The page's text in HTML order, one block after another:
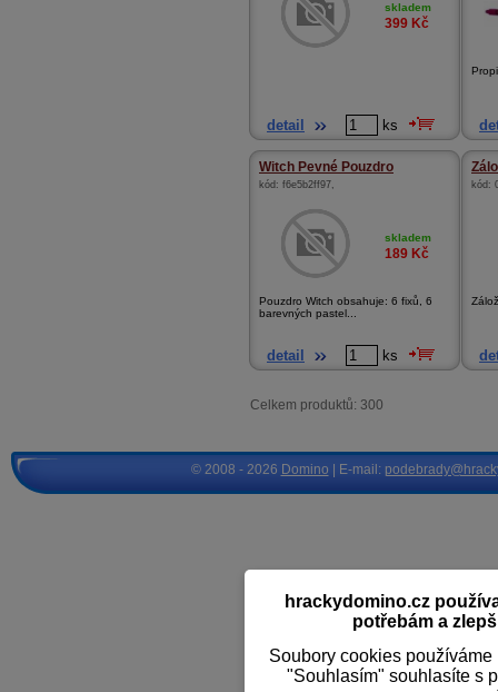
skladem
399 Kč
detail ks
Witch Pevné Pouzdro
kód: f6e5b2ff97,
skladem
189 Kč
Pouzdro Witch obsahuje: 6 fixů, 6
barevných pastel...
detail ks
kód:
Celkem produktů: 300
hrackydomino.cz
potřebám a
Soubory cookies
"Souhlasím" souhlasíte s
© 2008 - 2026 Domino | E-mail: